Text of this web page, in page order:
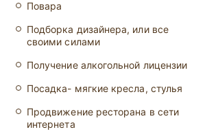
Повара
Подборка дизайнера, или все
своими силами
Получение алкогольной лицензии
Посадка- мягкие кресла, стулья
Продвижение ресторана в сети
интернета